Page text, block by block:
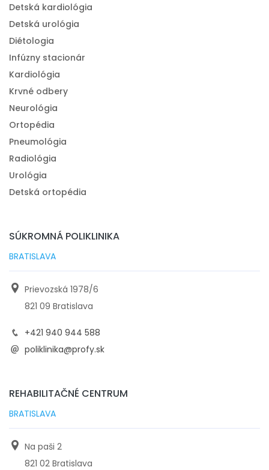
Detská kardiológia
Detská urológia
Diétologia
Infúzny stacionár
Kardiológia
Krvné odbery
Neurológia
Ortopédia
Pneumológia
Radiológia
Urológia
Detská ortopédia
SÚKROMNÁ POLIKLINIKA
BRATISLAVA
Prievozská 1978/6
821 09 Bratislava
+421 940 944 588
poliklinika@profy.sk
REHABILITAČNÉ CENTRUM
BRATISLAVA
Na paši 2
821 02 Bratislava